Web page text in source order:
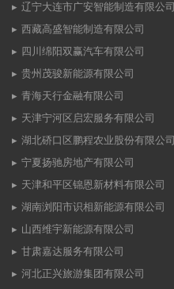
辽宁大连市广安智能制造有限公司
西藏高盛智能制造有限公司
四川绵阳双赢汽车有限公司
贵州茂骏新能源有限公司
青海天行金融有限公司
天津宁河区启宏服务有限公司
湖北硚口区鹏程农业股份有限公司
宁夏扬驰房地产有限公司
天津和平区锦恩新材料有限公司
湖南浏阳市识相新能源有限公司
山西维宇新能源有限公司
甘肃嘉达服务有限公司
河北正兴旅游集团有限公司